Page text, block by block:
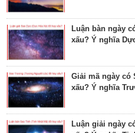
Luận bàn ngày
xấu? Ý nghĩa
Giải mã ngày có
xấu? Ý nghĩa
Luận giải ngày
phúc, cầu tự,
lễ cưới, khởi
cho tế lễ, cầu